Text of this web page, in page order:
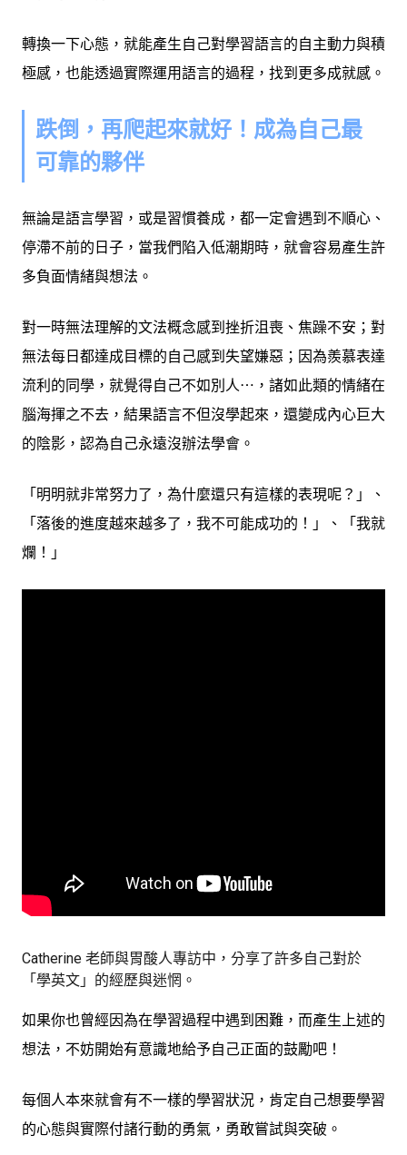
轉換一下心態，就能產生自己對學習語言的自主動力與積
極感，也能透過實際運用語言的過程，找到更多成就感。
跌倒，再爬起來就好！成為自己最
可靠的夥伴
無論是語言學習，或是習慣養成，都一定會遇到不順心、
停滯不前的日子，當我們陷入低潮期時，就會容易產生許
多負面情緒與想法。
對一時無法理解的文法概念感到挫折沮喪、焦躁不安；對
無法每日都達成目標的自己感到失望嫌惡；因為羨慕表達
流利的同學，就覺得自己不如別人⋯，諸如此類的情緒在
腦海揮之不去，結果語言不但沒學起來，還變成內心巨大
的陰影，認為自己永遠沒辦法學會。
「明明就非常努力了，為什麼還只有這樣的表現呢？」、
「落後的進度越來越多了，我不可能成功的！」、「我就
爛！」
Catherine 老師與胃酸人專訪中，分享了許多自己對於
「學英文」的經歷與迷惘。
如果你也曾經因為在學習過程中遇到困難，而產生上述的
想法，不妨開始有意識地給予自己正面的鼓勵吧！
每個人本來就會有不一樣的學習狀況，肯定自己想要學習
的心態與實際付諸行動的勇氣，勇敢嘗試與突破。